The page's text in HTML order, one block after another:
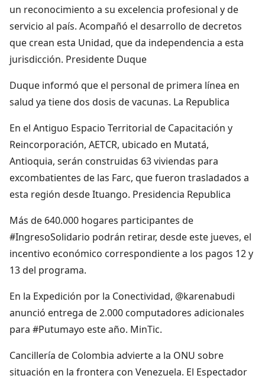
un reconocimiento a su excelencia profesional y de
servicio al país. Acompañó el desarrollo de decretos
que crean esta Unidad, que da independencia a esta
jurisdicción. Presidente Duque
Duque informó que el personal de primera línea en
salud ya tiene dos dosis de vacunas. La Republica
En el Antiguo Espacio Territorial de Capacitación y
Reincorporación, AETCR, ubicado en Mutatá,
Antioquia, serán construidas 63 viviendas para
excombatientes de las Farc, que fueron trasladados a
esta región desde Ituango. Presidencia Republica
Más de 640.000 hogares participantes de
#IngresoSolidario podrán retirar, desde este jueves, el
incentivo económico correspondiente a los pagos 12 y
13 del programa.
En la Expedición por la Conectividad, @karenabudi
anunció entrega de 2.000 computadores adicionales
para #Putumayo este año. MinTic.
Cancillería de Colombia advierte a la ONU sobre
situación en la frontera con Venezuela. El Espectador